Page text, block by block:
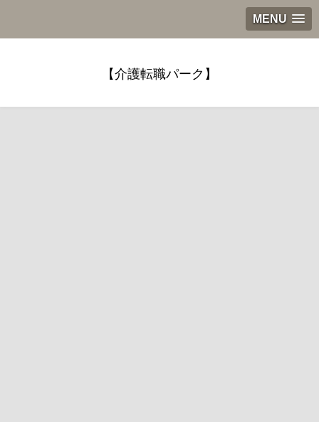
MENU
【介護転職パーク】